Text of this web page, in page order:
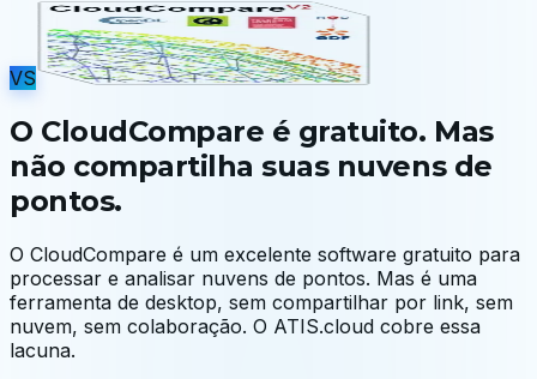
VS
O CloudCompare é gratuito. Mas
não compartilha suas nuvens de
pontos.
O CloudCompare é um excelente software gratuito para
processar e analisar nuvens de pontos. Mas é uma
ferramenta de desktop, sem compartilhar por link, sem
nuvem, sem colaboração. O ATIS.cloud cobre essa
lacuna.